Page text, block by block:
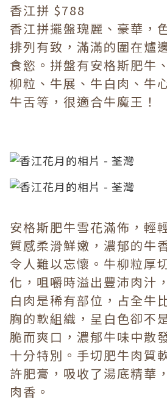
香江拼 $788
香江拼擺盤瑰麗、豪華，
排列有致，滿滿的圍在爐
食慾。拼盤有安格斯肥牛
柳粒、牛展、牛白肉、牛
牛舌等，很適合牛魔王！
安格斯肥牛雪花滿佈，輕
質感柔滑鮮嫩，濃郁的牛
令人難以忘懷。牛柳粒厚
化，咀嚼時溢出豐沛肉汁
白肉是稀有部位，占全牛
胸的軟組織，呈白色卻不
脆而爽口，濃郁牛味中散
十分特別。手切肥牛肉質
許肥膏，吸收了湯底精華
肉香。